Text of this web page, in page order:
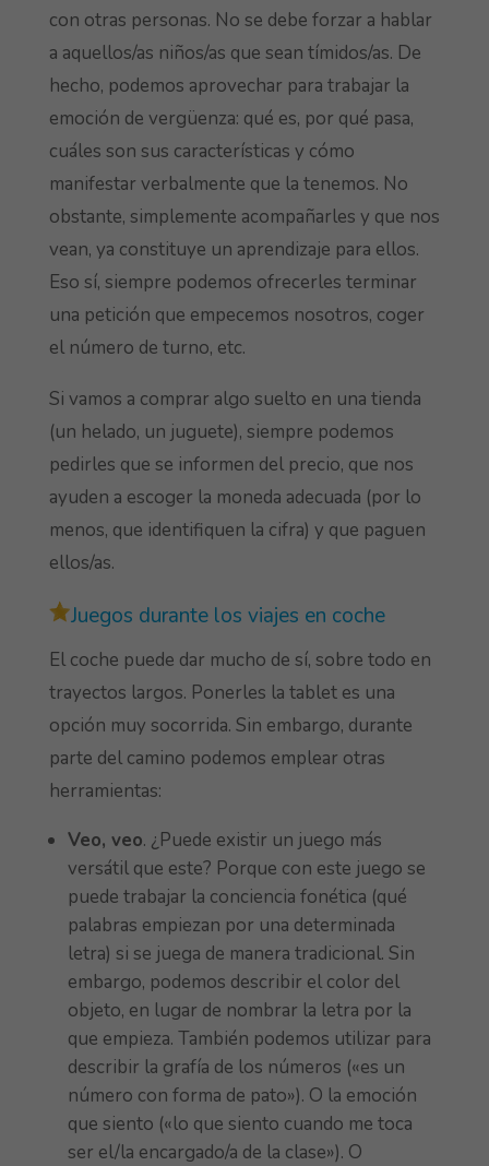
con otras personas. No se debe forzar a hablar
a aquellos/as niños/as que sean tímidos/as. De
hecho, podemos aprovechar para trabajar la
emoción de vergüenza: qué es, por qué pasa,
cuáles son sus características y cómo
manifestar verbalmente que la tenemos. No
obstante, simplemente acompañarles y que nos
vean, ya constituye un aprendizaje para ellos.
Eso sí, siempre podemos ofrecerles terminar
una petición que empecemos nosotros, coger
el número de turno, etc.
Si vamos a comprar algo suelto en una tienda
(un helado, un juguete), siempre podemos
pedirles que se informen del precio, que nos
ayuden a escoger la moneda adecuada (por lo
menos, que identifiquen la cifra) y que paguen
ellos/as.
Juegos durante los viajes en coche
El coche puede dar mucho de sí, sobre todo en
trayectos largos. Ponerles la tablet es una
opción muy socorrida. Sin embargo, durante
parte del camino podemos emplear otras
herramientas:
Veo, veo. ¿Puede existir un juego más
versátil que este? Porque con este juego se
puede trabajar la conciencia fonética (qué
palabras empiezan por una determinada
letra) si se juega de manera tradicional. Sin
embargo, podemos describir el color del
objeto, en lugar de nombrar la letra por la
que empieza. También podemos utilizar para
describir la grafía de los números («es un
número con forma de pato»). O la emoción
que siento («lo que siento cuando me toca
ser el/la encargado/a de la clase»). O